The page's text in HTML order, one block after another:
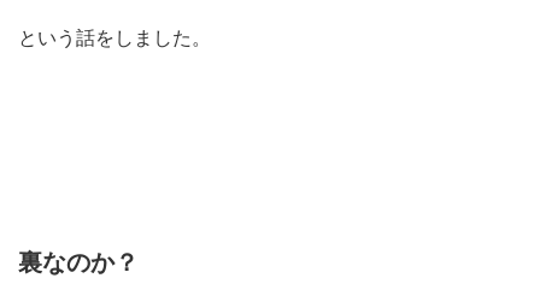
という話をしました。
裏なのか？